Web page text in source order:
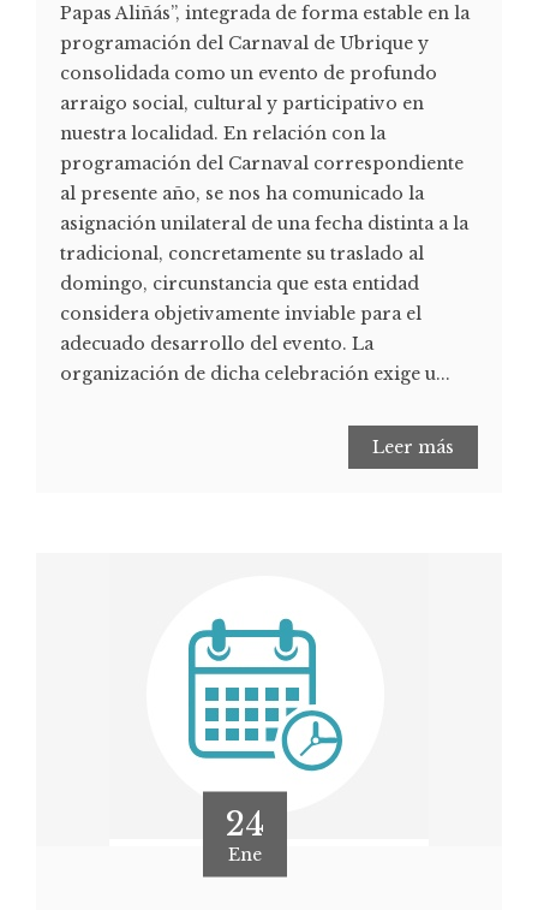
Papas Aliñás”, integrada de forma estable en la
programación del Carnaval de Ubrique y
consolidada como un evento de profundo
arraigo social, cultural y participativo en
nuestra localidad. En relación con la
programación del Carnaval correspondiente
al presente año, se nos ha comunicado la
asignación unilateral de una fecha distinta a la
tradicional, concretamente su traslado al
domingo, circunstancia que esta entidad
considera objetivamente inviable para el
adecuado desarrollo del evento. La
organización de dicha celebración exige u...
Leer más
24
Ene